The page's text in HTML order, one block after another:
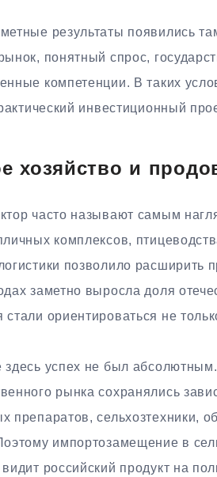
результаты появились
понятный спрос,
компетенции. В таких
инвестиционный
хозяйство и
часто называют самым
комплексов,
позволило расширить
заметно выросла доля
стали ориентироваться не
успех не был
рынка сохранялись
препаратов, сельхозтехники,
импортозамещение в
видит российский продукт на